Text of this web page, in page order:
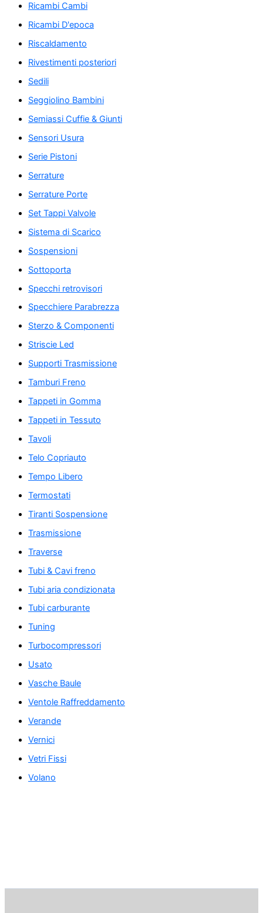
Ricambi Cambi
Ricambi D'epoca
Riscaldamento
Rivestimenti posteriori
Sedili
Seggiolino Bambini
Semiassi Cuffie & Giunti
Sensori Usura
Serie Pistoni
Serrature
Serrature Porte
Set Tappi Valvole
Sistema di Scarico
Sospensioni
Sottoporta
Specchi retrovisori
Specchiere Parabrezza
Sterzo & Componenti
Striscie Led
Supporti Trasmissione
Tamburi Freno
Tappeti in Gomma
Tappeti in Tessuto
Tavoli
Telo Copriauto
Tempo Libero
Termostati
Tiranti Sospensione
Trasmissione
Traverse
Tubi & Cavi freno
Tubi aria condizionata
Tubi carburante
Tuning
Turbocompressori
Usato
Vasche Baule
Ventole Raffreddamento
Verande
Vernici
Vetri Fissi
Volano